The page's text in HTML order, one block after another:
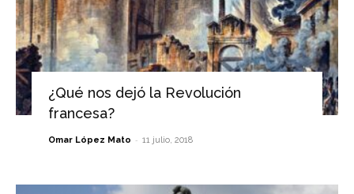
¿Qué nos dejó la Revolución
francesa?
Omar López Mato - 11 julio, 2018